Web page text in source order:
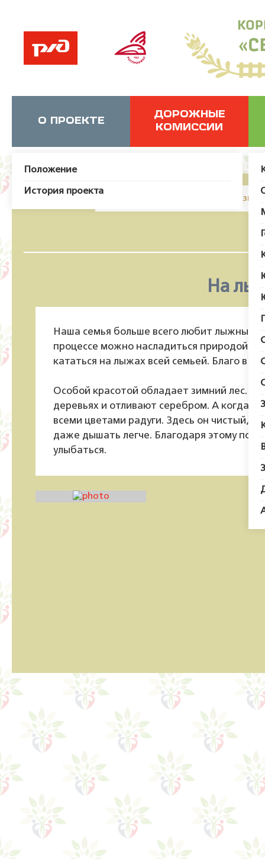
О ПРОЕКТЕ
Положение
История проекта
ДОРОЖНЫЕ
КОМИССИИ
JUser: :_load: Не удалось
На
Наша семья больше всего любит лыжные
процессе можно насладиться природой,
кататься на лыжах всей семьей. Благо в
Особой красотой обладает зимний лес.
деревьях и отливают серебром. А когда
всеми цветами радуги. Здесь он чистый,
даже дышать легче. Благодаря этому
улыбаться.